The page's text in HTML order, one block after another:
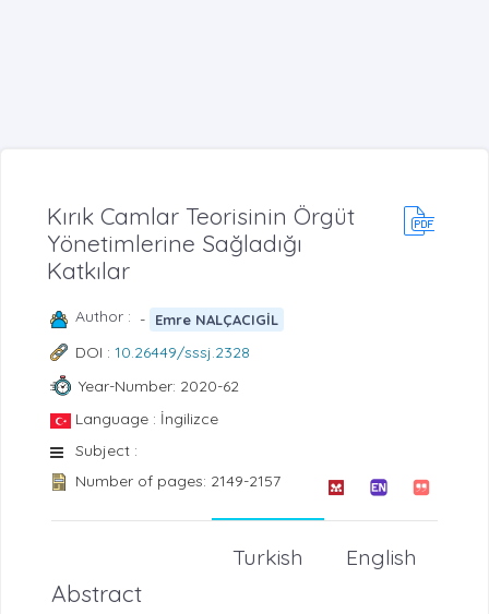
Kırık Camlar Teorisinin Örgüt
Yönetimlerine Sağladığı
Katkılar
Author : - Emre NALÇACIGİL
DOI : 10.26449/sssj.2328
Year-Number: 2020-62
Language : İngilizce
Subject :
Number of pages: 2149-2157
English
Turkish
Abstract